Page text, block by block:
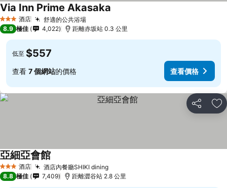
3 星級 酒店 舒適的公共浴場查看價格
Via Inn Prime Akasaka
8.9 極佳 4,022 距離赤坂站 0.3 公里
低至 $557
查看 7 個網站的價格 查看價格
分享 放
3 星級 酒店 酒店內餐廳SHIKI dining查看價格
亞細亞會館
8.8 極佳 7,409 距離澀谷站 2.8 公里